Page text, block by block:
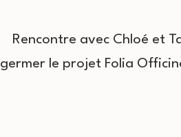
Rencontre avec Chloé et
germer le projet Folia